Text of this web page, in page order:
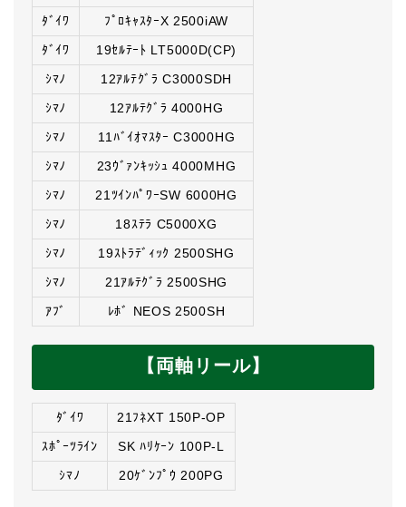
ﾀﾞｲﾜ
ﾌﾟﾛｷｬｽﾀｰX 2500iAW
ﾀﾞｲﾜ
19ｾﾙﾃｰﾄ LT5000D(CP)
ｼﾏﾉ
12ｱﾙﾃｸﾞﾗ C3000SDH
ｼﾏﾉ
12ｱﾙﾃｸﾞﾗ 4000HG
ｼﾏﾉ
11ﾊﾞｲｵﾏｽﾀｰ C3000HG
ｼﾏﾉ
23ｳﾞｧﾝｷｯｼｭ 4000MHG
ｼﾏﾉ
21ﾂｲﾝﾊﾟﾜｰSW 6000HG
ｼﾏﾉ
18ｽﾃﾗ C5000XG
ｼﾏﾉ
19ｽﾄﾗﾃﾞｨｯｸ 2500SHG
ｼﾏﾉ
21ｱﾙﾃｸﾞﾗ 2500SHG
ｱﾌﾞ
ﾚﾎﾞ NEOS 2500SH
【両軸リール】
ﾀﾞｲﾜ
21ﾌﾈXT 150P-OP
ｽﾎﾟｰﾂﾗｲﾝ
SK ﾊﾘｹｰﾝ 100P-L
ｼﾏﾉ
20ｹﾞﾝﾌﾟｳ 200PG